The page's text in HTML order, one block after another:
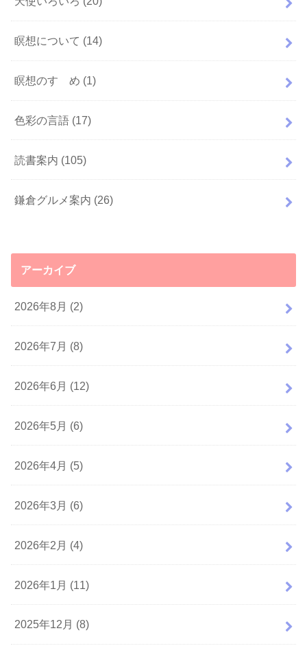
瞑想について (14)
瞑想のすゝめ (1)
色彩の言語 (17)
読書案内 (105)
鎌倉グルメ案内 (26)
アーカイブ
2026年8月 (2)
2026年7月 (8)
2026年6月 (12)
2026年5月 (6)
2026年4月 (5)
2026年3月 (6)
2026年2月 (4)
2026年1月 (11)
2025年12月 (8)